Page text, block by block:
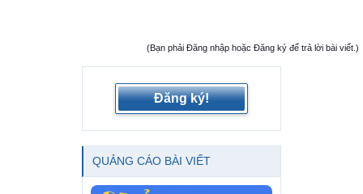
(Bạn phải Đăng nhập hoặc Đăng ký để trả lời bài viết.)
Đăng ký!
QUẢNG CÁO BÀI VIẾT